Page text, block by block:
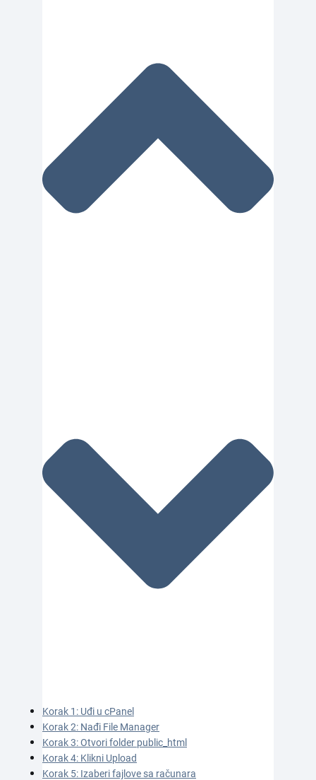
Korak 1: Uđi u cPanel
Korak 2: Nađi File Manager
Korak 3: Otvori folder public_html
Korak 4: Klikni Upload
Korak 5: Izaberi fajlove sa računara